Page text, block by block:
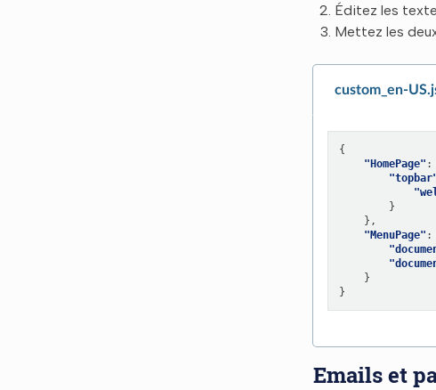
Éditez les
Mettez les
custom_en-
{
"HomePage" :
}
},
"MenuPage" :
}
}
Emails et